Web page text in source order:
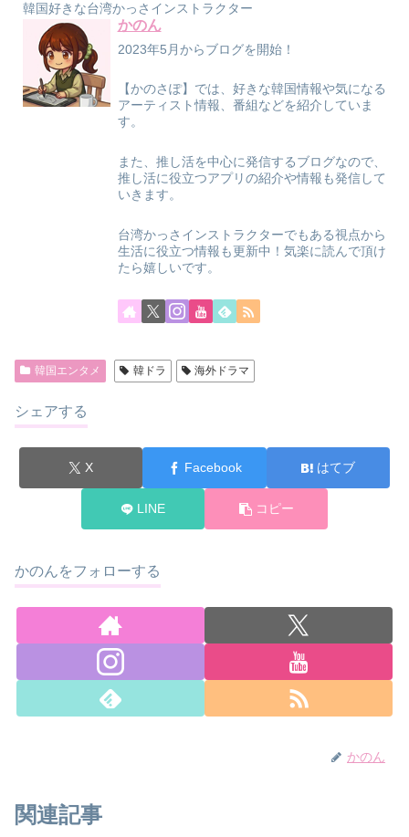
韓国好きな台湾かっさインストラクター
かのん
2023年5月からブログを開始！
【かのさぽ】では、好きな韓国情報や気になる
アーティスト情報、番組などを紹介していま
す。
また、推し活を中心に発信するブログなので、
推し活に役立つアプリの紹介や情報も発信して
いきます。
台湾かっさインストラクターでもある視点から
生活に役立つ情報も更新中！気楽に読んで頂け
たら嬉しいです。
韓国エンタメ 韓ドラ 海外ドラマ
シェアする
X Facebook はてブ
LINE コピー
かのんをフォローする
かのん
関連記事